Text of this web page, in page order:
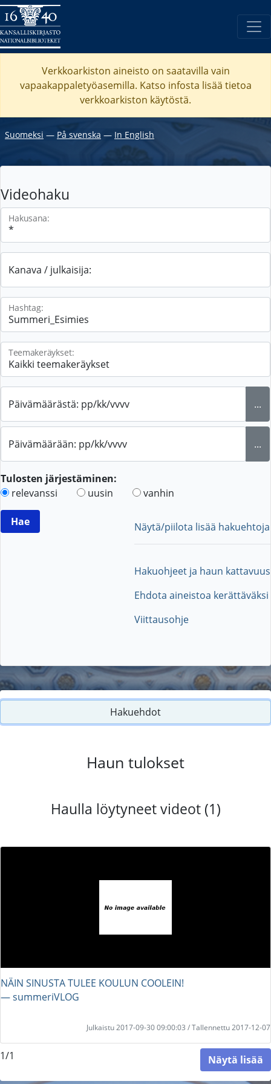
Verkkoarkiston aineisto on saatavilla vain
vapaakappaletyöasemilla. Katso infosta lisää tietoa
verkkoarkiston käytöstä.
Suomeksi ― På svenska ― In English
Videohaku
Hakusana:
Kanava / julkaisija:
Hashtag:
Teemakeräykset:
Päivämäärästä: pp/kk/vvvv ...
Päivämäärään: pp/kk/vvvv ...
Tulosten järjestäminen:
relevanssi
uusin vanhin
Näytä/piilota lisää hakuehtoja
Hakuohjeet ja haun kattavuus
Ehdota aineistoa kerättäväksi
Viittausohje
Hakuehdot
Haun tulokset
Haulla löytyneet videot (1)
NÄIN SINUSTA TULEE KOULUN COOLEIN!
― summeriVLOG
Julkaistu 2017-09-30 09:00:03 / Tallennettu 2017-12-07
1/1 Näytä lisää